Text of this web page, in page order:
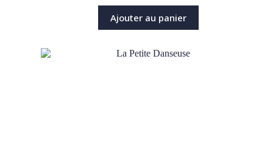
Ajouter au panier